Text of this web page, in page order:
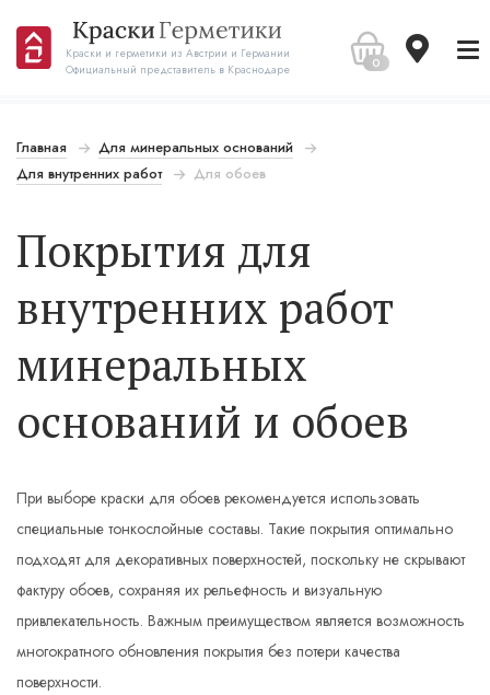
Краски и герметики из Австрии и Германии
Официальный представитель в Краснодаре
0
Главная
Для минеральных оснований
Для внутренних работ
Для обоев
Покрытия для
внутренних работ
минеральных
оснований и обоев
При выборе краски для обоев рекомендуется использовать
специальные тонкослойные составы. Такие покрытия оптимально
подходят для декоративных поверхностей, поскольку не скрывают
фактуру обоев, сохраняя их рельефность и визуальную
привлекательность. Важным преимуществом является возможность
многократного обновления покрытия без потери качества
поверхности.